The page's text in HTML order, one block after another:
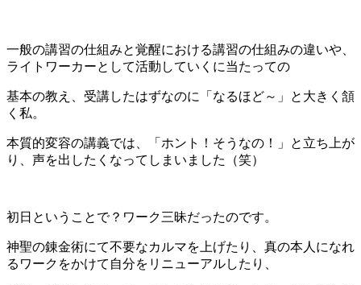
一般の講習の仕組みと覚醒における講習の仕組みの違いや、
ライトワーカーとして活動していくに当たっての
基本の教え、 受講したはずなのに「なるほど～」と大きく頷
く私。
本質的変容の講義では、「ホント！そうなの！」と立ち上が
り、声を出したくなってしまいました（笑）
初日ということで？ワーク三昧だったのです。
神聖の錬金術にて不要なカルマを上げたり、真の本人になれ
るワークをかけて自分をリニューアルしたり、